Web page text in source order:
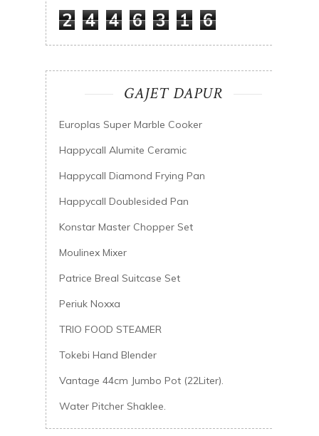
2 4 4 6 3 1 6
GAJET DAPUR
Europlas Super Marble Cooker
Happycall Alumite Ceramic
Happycall Diamond Frying Pan
Happycall Doublesided Pan
Konstar Master Chopper Set
Moulinex Mixer
Patrice Breal Suitcase Set
Periuk Noxxa
TRIO FOOD STEAMER
Tokebi Hand Blender
Vantage 44cm Jumbo Pot (22Liter).
Water Pitcher Shaklee.